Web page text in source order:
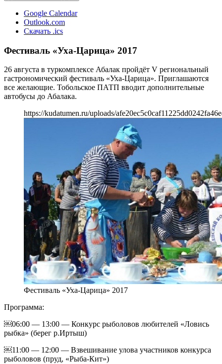
Google Calendar
Outlook.com
Скачать .ics
Фестиваль «Уха-Царица» 2017
26 августа в туркомплексе Абалак пройдёт V региональный
гастрономический фестиваль «Уха-Царица». Приглашаются
все желающие. Тобольское ПАТП вводит дополнительные
автобусы до Абалака.
https://kudatumen.ru/uploads/
Фестиваль «Уха-Царица» 2017
Программа:
￼06:00 — 13:00 — Конкурс рыболовов любителей «Ловись
рыбка» (берег р.Иртыш)
￼11:00 — 12:00 — Взвешивание улова участников конкурса
рыболовов (пруд, «Рыба-Кит»)